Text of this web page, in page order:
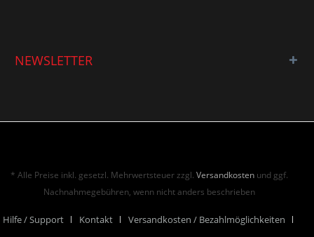
NEWSLETTER
* Alle Preise inkl. gesetzl. Mehrwertsteuer zzgl.Versandkosten und ggf.
Nachnahmegebühren, wenn nicht anders beschrieben
Hilfe / Support Kontakt
Versandkosten / Bezahlmöglichkeiten